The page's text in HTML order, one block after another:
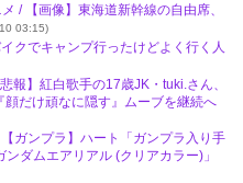
/ 【画像】東海道新幹線の自由席、
03:15)
クでキャンプ行ったけどよく行く人
報】紅白歌手の17歳JK・tuki.さん、
だけ頑なに隠す』ムーブを継続へ
ガンプラ】ハート「ガンプラ入り手
ダムエアリアル (クリアカラー)」